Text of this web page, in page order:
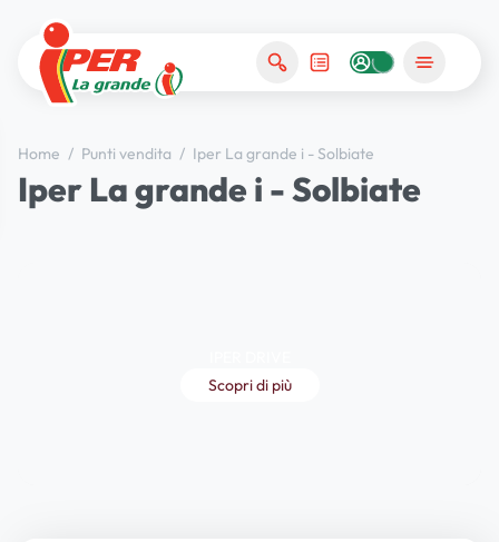
Home / Punti vendita / Iper La grande i - Solbiate
Iper La grande i - Solbiate
Scopri di più